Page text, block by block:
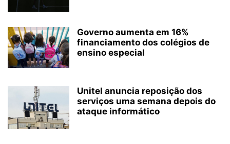
Governo aumenta em 16%
financiamento dos colégios de
ensino especial
Unitel anuncia reposição dos
serviços uma semana depois do
ataque informático